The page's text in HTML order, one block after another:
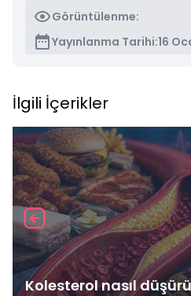
Görüntülenme:
Yayınlanma Tarihi:16
İlgili İçerikler
Kolesterol nasıl